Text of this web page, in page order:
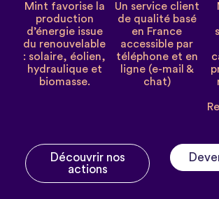
Mint favorise la
production
d’énergie issue
du renouvelable
: solaire, éolien,
hydraulique et
biomasse.
Un service client
de qualité basé
en France
accessible par
téléphone et en
ligne (e-mail &
chat)
Découvrir nos
actions